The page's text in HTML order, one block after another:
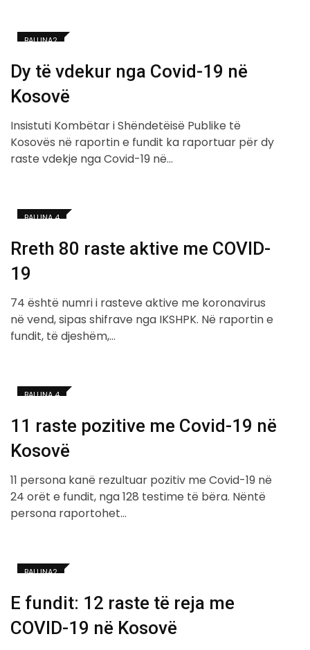
BALLINA2
Dy të vdekur nga Covid-19 në
Kosovë
Insistuti Kombëtar i Shëndetëisë Publike të
Kosovës në raportin e fundit ka raportuar për dy
raste vdekje nga Covid-19 në…
BALLINA 4
Rreth 80 raste aktive me COVID-
19
74 është numri i rasteve aktive me koronavirus
në vend, sipas shifrave nga IKSHPK. Në raportin e
fundit, të djeshëm,…
BALLINA 4
11 raste pozitive me Covid-19 në
Kosovë
11 persona kanë rezultuar pozitiv me Covid-19 në
24 orët e fundit, nga 128 testime të bëra. Nëntë
persona raportohet…
BALLINA2
E fundit: 12 raste të reja me
COVID-19 në Kosovë